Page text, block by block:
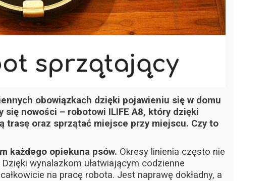
obowiązkach dzięki pojawieniu się w domu
nowości – robotowi ILIFE A8, który dzięki
trasę oraz sprzątać miejsce przy miejscu. Czy to
każdego opiekuna psów. Okresy linienia często nie
wynalazkom ułatwiającym codzienne
na pracę robota. Jest naprawę dokładny, a